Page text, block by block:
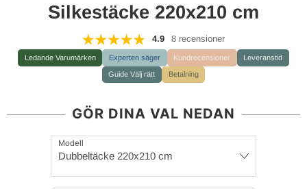
Silkestäcke 220x210 cm
4.9 8 recensioner
Ledande Varumärken Experten säger Kundrecensioner Leveranstid
Guide Välj rätt Betalning
GÖR DINA VAL NEDAN
Modell
Dubbeltäcke 220x210 cm